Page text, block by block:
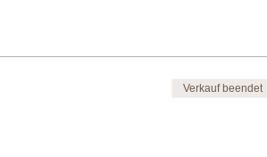
Verkauf beendet